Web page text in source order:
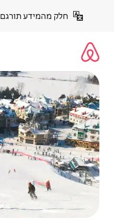
אוטומטי. להצגה בשפת